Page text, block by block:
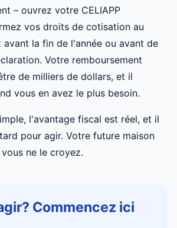
– ouvrez votre CELIAPP
vos droits de cotisation au
avant la fin de l'année ou avant de
Votre remboursement
de milliers de dollars, et il
vous en avez le plus besoin.
l'avantage fiscal est réel, et il
pour agir. Votre future maison
ne le croyez.
Commencez ici